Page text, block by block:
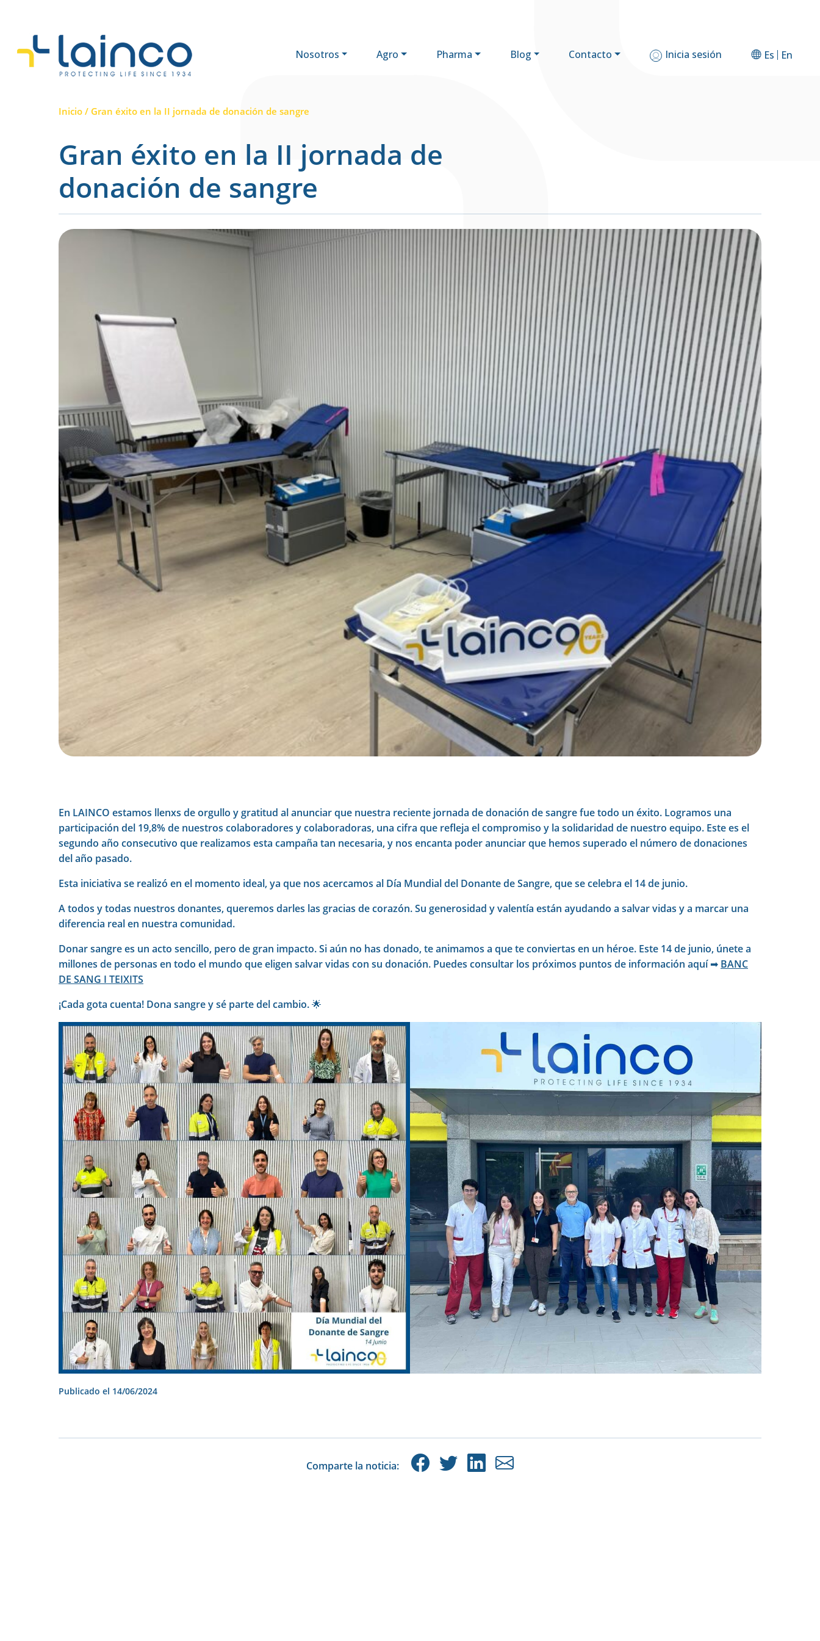
Navegación principal Nosotros Agro Pharma Blog Contacto Inicia sesión Es En
Inicio / Gran éxito en la II jornada de donación de sangre
Gran éxito en la II jornada de
donación de sangre
En LAINCO estamos llenxs de orgullo y gratitud al anunciar que nuestra reciente jornada de donación de sangre fue todo un éxito. Logramos una
participación del 19,8% de nuestros colaboradores y colaboradoras, una cifra que refleja el compromiso y la solidaridad de nuestro equipo. Este es el
segundo año consecutivo que realizamos esta campaña tan necesaria, y nos encanta poder anunciar que hemos superado el número de donaciones
del año pasado.
Esta iniciativa se realizó en el momento ideal, ya que nos acercamos al Día Mundial del Donante de Sangre, que se celebra el 14 de junio.
A todos y todas nuestros donantes, queremos darles las gracias de corazón. Su generosidad y valentía están ayudando a salvar vidas y a marcar una
diferencia real en nuestra comunidad.
Donar sangre es un acto sencillo, pero de gran impacto. Si aún no has donado, te animamos a que te conviertas en un héroe. Este 14 de junio, únete a
millones de personas en todo el mundo que eligen salvar vidas con su donación. Puedes consultar los próximos puntos de información aquí ➡ BANC
DE SANG I TEIXITS
¡Cada gota cuenta! Dona sangre y sé parte del cambio. 🌟
Publicado el 14/06/2024
Comparte la noticia: